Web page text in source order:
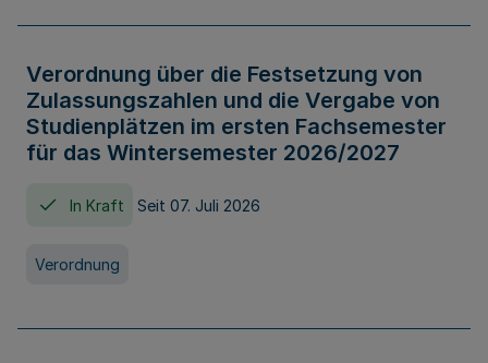
Verordnung über die Festsetzung von
Zulassungszahlen und die Vergabe von
Studienplätzen im ersten Fachsemester
für das Wintersemester 2026/2027
In Kraft Seit 07. Juli 2026
Verordnung